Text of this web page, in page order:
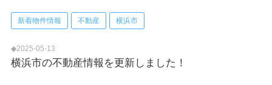
新着物件情報 不動産 横浜市
◆2025-05-13
横浜市の不動産情報を更新しました！